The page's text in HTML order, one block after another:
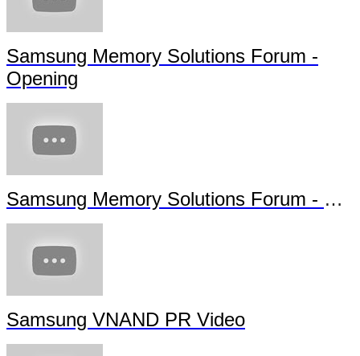
Samsung Memory Solutions Forum -
Opening
Samsung Memory Solutions Forum - Future Technology
Samsung VNAND PR Video